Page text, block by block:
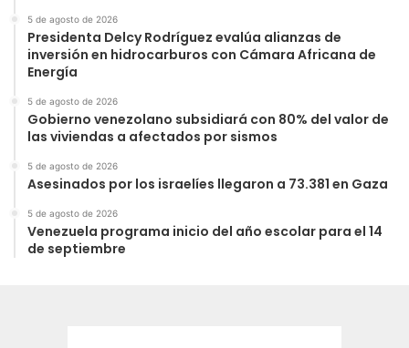
5 de agosto de 2026
Presidenta Delcy Rodríguez evalúa alianzas de
inversión en hidrocarburos con Cámara Africana de
Energía
5 de agosto de 2026
Gobierno venezolano subsidiará con 80% del valor de
las viviendas a afectados por sismos
5 de agosto de 2026
Asesinados por los israelíes llegaron a 73.381 en Gaza
5 de agosto de 2026
Venezuela programa inicio del año escolar para el 14
de septiembre